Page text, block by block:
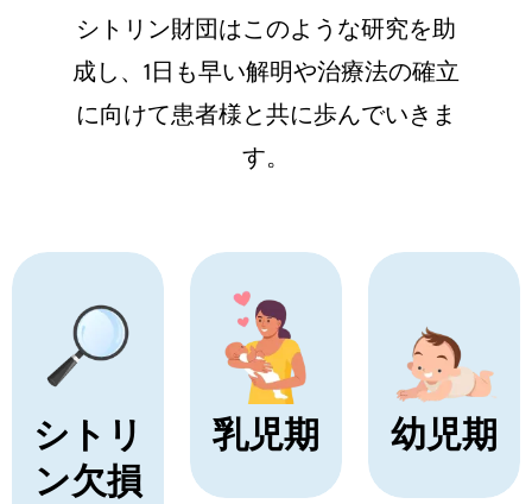
シトリン財団はこのような研究を助
成し、1日も早い解明や治療法の確立
に向けて患者様と共に歩んでいきま
す。
シトリ
ン欠損
乳児期 幼児期